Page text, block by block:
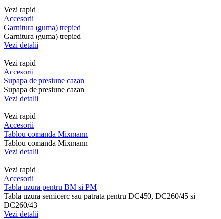
Vezi rapid
Accesorii
Garnitura (guma) trepied
Garnitura (guma) trepied
Vezi detalii
Vezi rapid
Accesorii
Supapa de presiune cazan
Supapa de presiune cazan
Vezi detalii
Vezi rapid
Accesorii
Tablou comanda Mixmann
Tablou comanda Mixmann
Vezi detalii
Vezi rapid
Accesorii
Tabla uzura pentru BM si PM
Tabla uzura semicerc sau patrata pentru DC450, DC260/45 si
DC260/43
Vezi detalii